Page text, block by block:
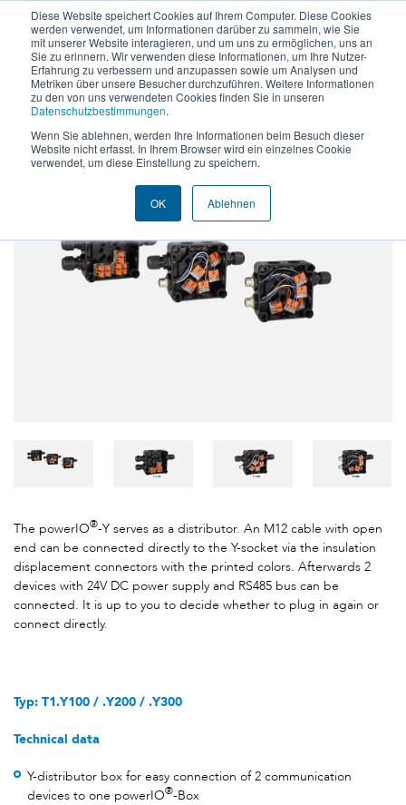
Diese Website speichert Cookies auf Ihrem Computer. Diese Cookies
werden verwendet, um Informationen darüber zu sammeln, wie Sie
mit unserer Website interagieren, und um uns zu ermöglichen, uns an
Sie zu erinnern. Wir verwenden diese Informationen, um Ihre Nutzer-
Erfahrung zu verbessern und anzupassen sowie um Analysen und
Metriken über unsere Besucher durchzuführen. Weitere Informationen
zu den von uns verwendeten Cookies finden Sie in unseren
Datenschutzbestimmungen.
Wenn Sie ablehnen, werden Ihre Informationen beim Besuch dieser
Website nicht erfasst. In Ihrem Browser wird ein einzelnes Cookie
verwendet, um diese Einstellung zu speichern.
OK Ablehnen
EN
DE
T1.Y100powerIO®-Y
The powerIO®-Y serves as a distributor. An M12 cable with open
end can be connected directly to the Y-socket via the insulation
displacement connectors with the printed colors. Afterwards 2
devices with 24V DC power supply and RS485 bus can be
connected. It is up to you to decide whether to plug in again or
connect directly.
Typ: T1.Y100 / .Y200 / .Y300
Technical data
Y-distributor box for easy connection of 2 communication
devices to one powerIO®-Box